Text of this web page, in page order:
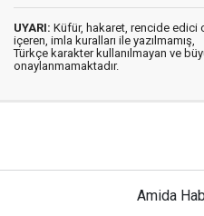
UYARI: Küfür, hakaret, rencide edici
içeren, imla kuralları ile yazılmamış,
Türkçe karakter kullanılmayan ve
onaylanmamaktadır.
Amida